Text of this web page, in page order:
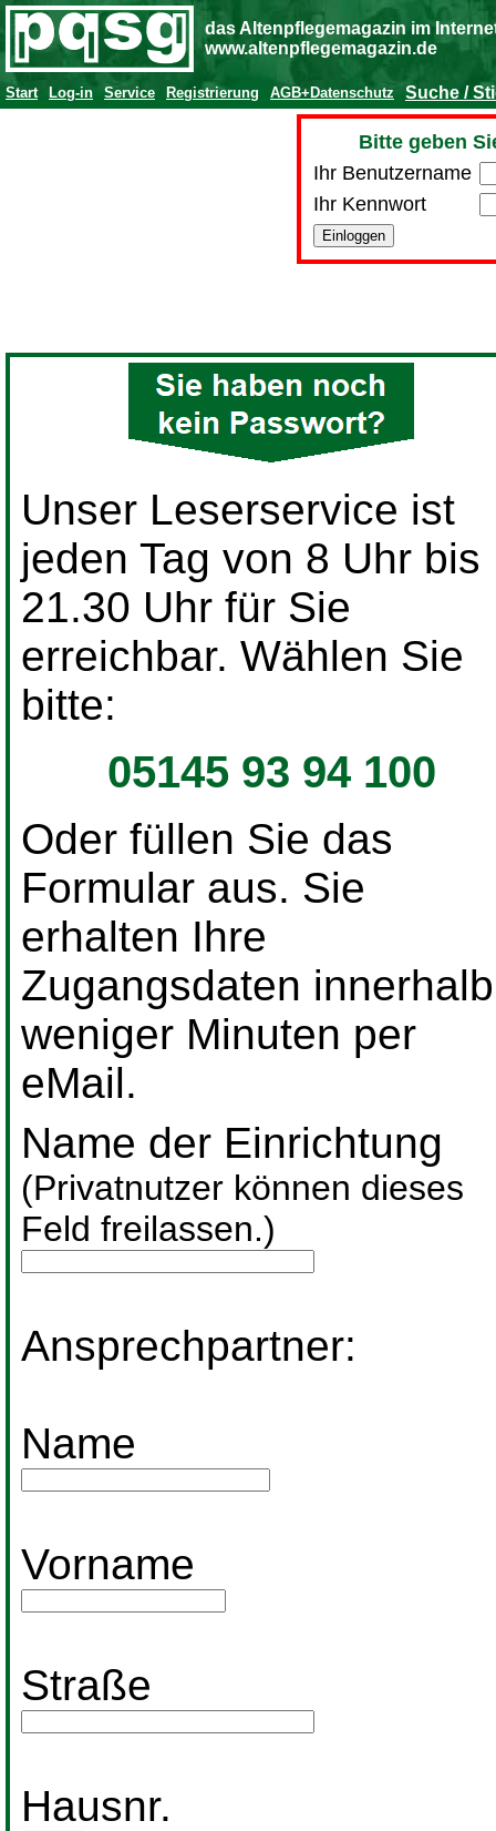
das Altenpflegemagazin im
www.altenpflegemagazin.de
Start Log-in Service Registrierung AGB+Datenschutz Suche /
Bitte geben
Ihr Benutzername
Ihr Kennwort
Unser Leserservice ist
jeden Tag von 8 Uhr bis
21.30 Uhr für Sie
erreichbar. Wählen Sie
bitte:
05145 93 94 100
Oder füllen Sie das
Formular aus. Sie
erhalten Ihre
Zugangsdaten innerhalb
weniger Minuten per
eMail.
Name der Einrichtung
(Privatnutzer können dieses
Feld freilassen.)
Ansprechpartner:
Name
Vorname
Straße
Hausnr.